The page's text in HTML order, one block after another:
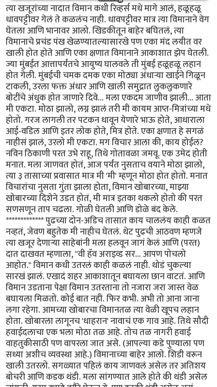
त्या खजूरांच्या नादात विमान कधी रिव्हर्स मधे मागे आलं, हळूहळू
धावपट्टीवर गेलं ते कळलंच नाही. धावपट्टीवर मात्र त्या विमानाने वेग
घेतला आणि भानावर आलो. खिडकीतून बाहेर बघितलं, त्या
विमानाचे प्रचंड पंख खेळण्यातल्यासारखे पण एका मंद लयीत वर
खाली होत होते आणि एका क्षणात विमानाने आकाशात झेप घेतली.
ज्या मुंबईत आत्तापर्यंतचे आयुष्य घालवले ती मुंबई हळूहळू लहान
होत गेली. मुंबईची चमक दमक एका मोठ्या अंधार्‍या खाईने गिळून
टाकली, उरला फक्त अंधार आणि खाली समुद्रात लुकलुकणारे
बोटींचे अंधुक होत जाणारे दिवे... मला एकदम जाणीव झाली... आता
मी एकटा. मोठा झालो, लग्न झालं तरी मी कायम आप्त-मित्रांच्या मधे
होतो. गरज लागली तर पटकन धावून येणारे भाऊ होते, आधाराला
आई-वडिल आणि इतर लोक होते, मित्र होते. एका क्षणात हे सगळं
नाहीसं झालं, उरलो मी एकटा. मग विचार आला की, काय होईल?
नविन ठिकाणी परत उभे राहू, तिथे गोतावळा जमवू. एक उमेद होती
मनात. मला जाणवत होतं, आज पर्यंत नुसताच वयाने मोठा झालो,
त्या ३ तासाच्या प्रवासात मात्र मी 'मी' म्हणून मोठा होत होतो. मनात
विचारांचा नुसता गुंता झाला होता, विमान खोबारच्या, माझ्या
खोबारच्या दिशेने उडत होतं, मी मात्र इतका थकलो होतो की परत
सणसणून ताप चढला. गोळी घेतली आणि डोळे बंद केले.
************* पुढच्या दोन-अडिच तासात काय चाललंय काही कळत
नव्हतं, जेवण बहुतेक मी नाहीच घेतलं. थेट पुढची आठवण म्हणजे
त्या खजूर देणार्‍या साहेबांनी मला हलवून जागं केलं आणि (परत)
दात दाखवत म्हणाला, "वी हॅव अराइव्ड सर... आपण पोचलो
आहोत." विमान कधी उतरलं काही कळलं नाही. थोडं चुकल्या
सारखं झालं. एखादं शहर आकाशातून बघायला छान वाटतं. आणि
विमान उडताना पेक्षा विमान उतरताना तो नजारा जरा जास्त वेळ
बघायला मिळतो. कोई बात नही. फिर कभी. अभी तो आना जाना
लगा रहेगा. आमच्या खोबारचा विमानतळ त्या वेळी खूपच लहान
होता. खोबारला लागूनच 'धाहरान' नावाचं एक गाव आहे. तिथे सौदी
हवाईदलाचा एक भला मोठा तळ आहे. तोच तळ नागरी हवाई
वाहतुकीसाठी पण वापरला जात असे. (आपल्या कडे पुण्याला पण
सध्या अशीच व्यवस्था आहे.) विमानाच्या बाहेर आलो. शिडी वरून
खाली उतरलो. सगळ्यात पहिलं काय जाणवलं असेल तर अतिशय
बोचरी आणि कडक थंडी. मला सांगण्यात आले होते की थंडी असेल